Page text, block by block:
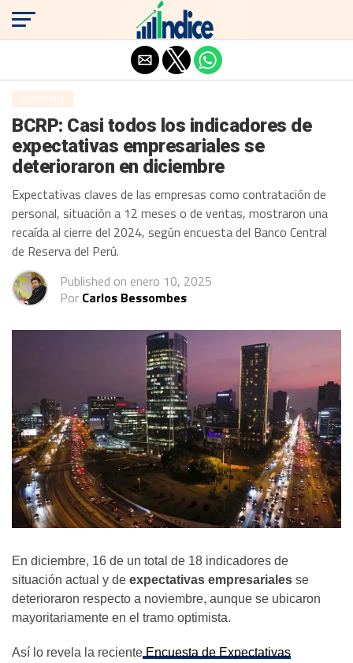
ECONOMÍA
BCRP: Casi todos los indicadores de
expectativas empresariales se
deterioraron en diciembre
Expectativas claves de las empresas como contratación de
personal, situación a 12 meses o de ventas, mostraron una
recaída al cierre del 2024, según encuesta del Banco Central
de Reserva del Perú.
Published on enero 10, 2025
Por Carlos Bessombes
En diciembre, 16 de un total de 18 indicadores de
situación actual y de expectativas empresariales se
deterioraron respecto a noviembre, aunque se ubicaron
mayoritariamente en el tramo optimista.
Así lo revela la reciente Encuesta de Expectativas
Salir de la versión móvil